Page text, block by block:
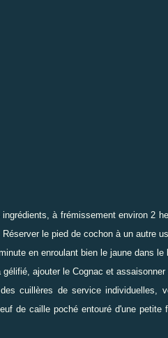
à frémissement environ 2
le pied de cochon à un autre
en enroulant bien le jaune dans le
ajouter le Cognac et
cuillères de service individuelles,
de caille poché entouré d'une petite